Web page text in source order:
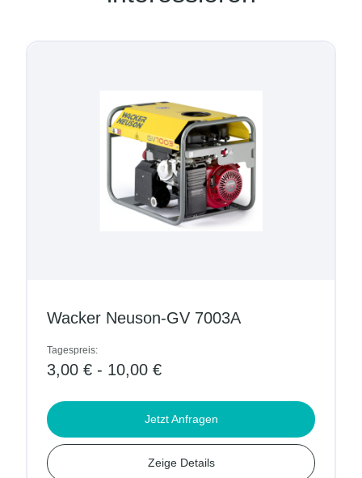
Wacker Neuson-GV 7003A
Tagespreis:
3,00 € - 10,00 €
Zeige Details
Jetzt Anfragen